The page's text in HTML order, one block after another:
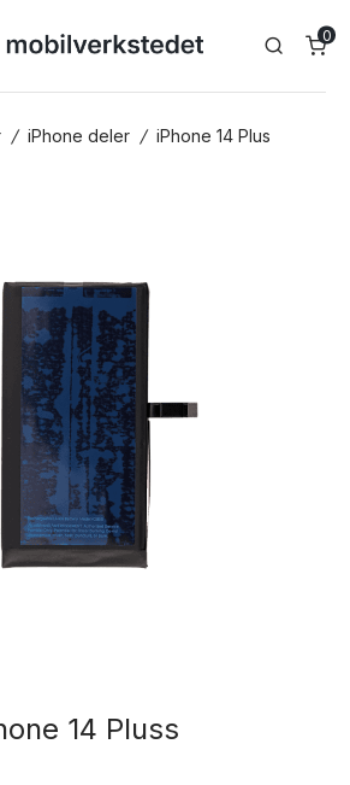
Search
0
/ iPhone deler / iPhone 14 Plus
14 Pluss